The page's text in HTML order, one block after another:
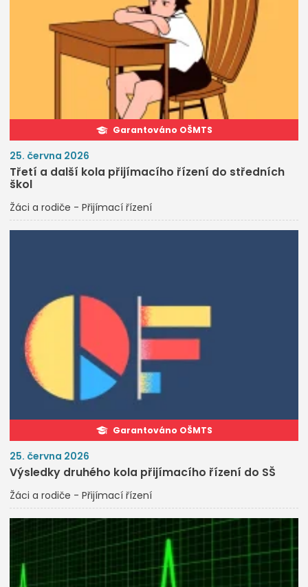
Garantováno OŠMTS
25. června 2026
Třetí a další kola přijímacího řízení do středních
škol
Žáci a rodiče - Přijímací řízení
Garantováno OŠMTS
25. června 2026
Výsledky druhého kola přijímacího řízení do SŠ
Žáci a rodiče - Přijímací řízení